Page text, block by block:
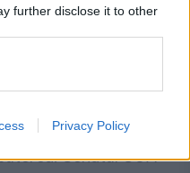
further disclose it to other
Privacy Policy
Senatul SUA